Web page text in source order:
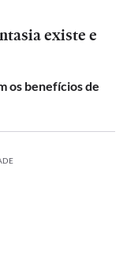
existe e
os benefícios de